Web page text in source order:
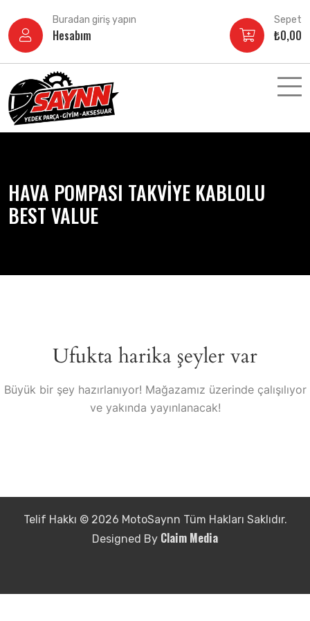
atla
Buradan giriş yapın
Hesabım
Sepet
₺0,00
HAVA POMPASI TAKVİYE KABLOLU
BEST VALUE
Ufukta harika şeyler var
Büyük bir şey hazırlanıyor! Mağazamız üzerinde çalışılıyor
ve yakında yayınlanacak!
Telif Hakkı © 2026 MotoSaynn Tüm Hakları Saklıdır.
Designed By Claim Media